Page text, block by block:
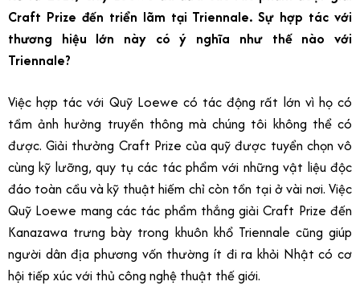
Craft Prize đến triển lãm tại Triennale. Sự hợp tác với
thương hiệu lớn này có ý nghĩa như thế nào với
Triennale?
Việc hợp tác với Quỹ Loewe có tác động rất lớn vì họ có
tầm ảnh hưởng truyền thông mà chúng tôi không thể có
được. Giải thưởng Craft Prize của quỹ được tuyển chọn vô
cùng kỹ lưỡng, quy tụ các tác phẩm với những vật liệu độc
đáo toàn cầu và kỹ thuật hiếm chỉ còn tồn tại ở vài nơi. Việc
Quỹ Loewe mang các tác phẩm thắng giải Craft Prize đến
Kanazawa trưng bày trong khuôn khổ Triennale cũng giúp
người dân địa phương vốn thường ít đi ra khỏi Nhật có cơ
hội tiếp xúc với thủ công nghệ thuật thế giới.